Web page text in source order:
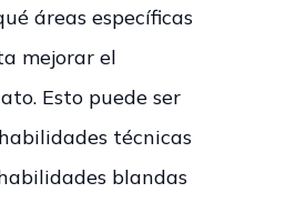
áreas específicas
mejorar el
Esto puede ser
técnicas
blandas